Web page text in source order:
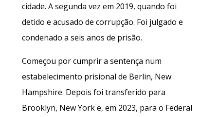
cidade. A segunda vez em 2019, quando foi
detido e acusado de corrupção. Foi julgado e
condenado a seis anos de prisão.
Começou por cumprir a sentença num
estabelecimento prisional de Berlin, New
Hampshire. Depois foi transferido para
Brooklyn, New York e, em 2023, para o Federal